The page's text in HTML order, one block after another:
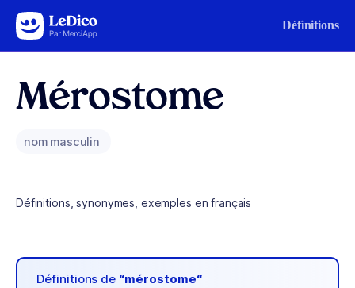
Aller au contenu Définitions
Mérostome
nom masculin
Définitions, synonymes, exemples en français
Définitions de “mérostome“